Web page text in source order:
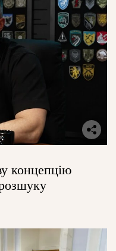
концепцію